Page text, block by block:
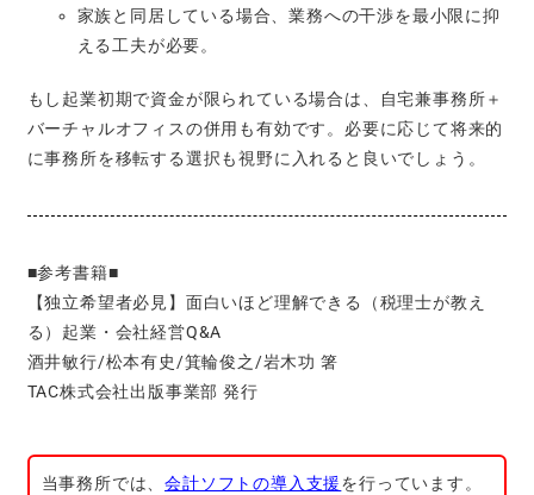
家族と同居している場合、業務への干渉を最小限に抑
える工夫が必要。
もし起業初期で資金が限られている場合は、自宅兼事務所＋
バーチャルオフィスの併用も有効です。必要に応じて将来的
に事務所を移転する選択も視野に入れると良いでしょう。
■参考書籍■
【独立希望者必見】面白いほど理解できる（税理士が教え
る）起業・会社経営Q&A
酒井敏行/松本有史/箕輪俊之/岩木功 箸
TAC株式会社出版事業部 発行
当事務所では、会計ソフトの導入支援を行っています。